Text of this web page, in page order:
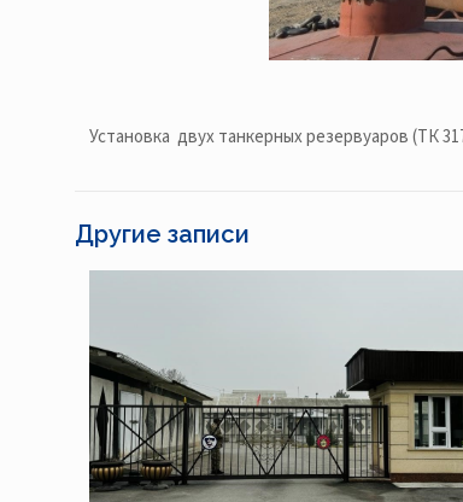
Установка двух танкерных резервуаров (ТК
Другие записи